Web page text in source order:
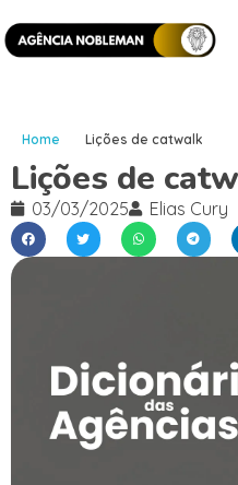
Home Lições de catwalk
Lições de
03/03/2025 Elias Cury